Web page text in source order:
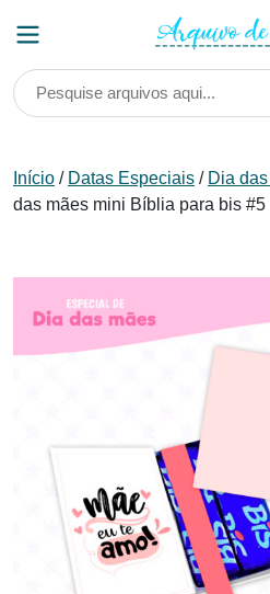
Início / Datas Especiais / Dia
das mães mini Bíblia para bis #5